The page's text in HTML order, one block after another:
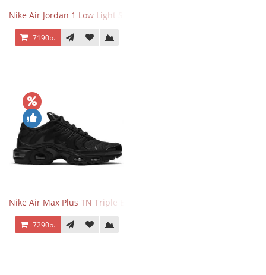
Nike Air Jordan 1 Low Light Smoke Grey
7190р.
Nike Air Max Plus TN Triple Black
7290р.